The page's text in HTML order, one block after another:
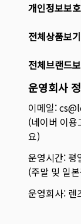
개인정보보
전체상품보기
전체브랜드
운영회사
이메일:
(네이버 이
요)
운영시간:
(주말 및 일
운영회사: 렌